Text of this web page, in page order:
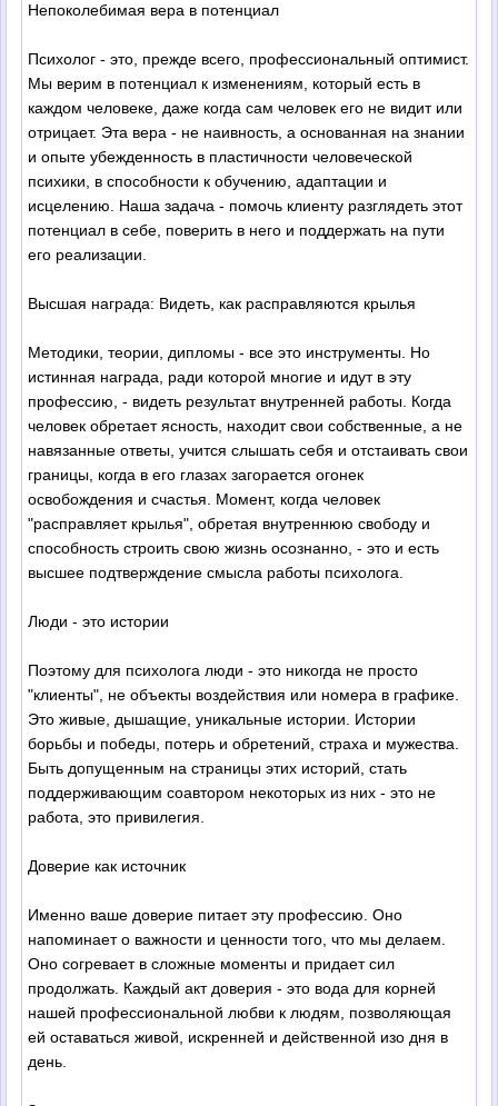
Непоколебимая вера в потенциал
Психолог - это, прежде всего, профессиональный оптимист.
Мы верим в потенциал к изменениям, который есть в
каждом человеке, даже когда сам человек его не видит или
отрицает. Эта вера - не наивность, а основанная на знании
и опыте убежденность в пластичности человеческой
психики, в способности к обучению, адаптации и
исцелению. Наша задача - помочь клиенту разглядеть этот
потенциал в себе, поверить в него и поддержать на пути
его реализации.
Высшая награда: Видеть, как расправляются крылья
Методики, теории, дипломы - все это инструменты. Но
истинная награда, ради которой многие и идут в эту
профессию, - видеть результат внутренней работы. Когда
человек обретает ясность, находит свои собственные, а не
навязанные ответы, учится слышать себя и отстаивать свои
границы, когда в его глазах загорается огонек
освобождения и счастья. Момент, когда человек
"расправляет крылья", обретая внутреннюю свободу и
способность строить свою жизнь осознанно, - это и есть
высшее подтверждение смысла работы психолога.
Люди - это истории
Поэтому для психолога люди - это никогда не просто
"клиенты", не объекты воздействия или номера в графике.
Это живые, дышащие, уникальные истории. Истории
борьбы и победы, потерь и обретений, страха и мужества.
Быть допущенным на страницы этих историй, стать
поддерживающим соавтором некоторых из них - это не
работа, это привилегия.
Доверие как источник
Именно ваше доверие питает эту профессию. Оно
напоминает о важности и ценности того, что мы делаем.
Оно согревает в сложные моменты и придает сил
продолжать. Каждый акт доверия - это вода для корней
нашей профессиональной любви к людям, позволяющая
ей оставаться живой, искренней и действенной изо дня в
день.